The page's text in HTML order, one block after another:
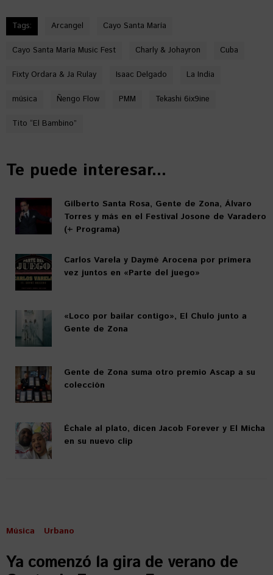
Tags: Arcangel Cayo Santa María
Cayo Santa María Music Fest Charly & Johayron Cuba
Fixty Ordara & Ja Rulay Isaac Delgado La India
música Ñengo Flow PMM Tekashi 6ix9ine
Tito “El Bambino”
Te puede interesar...
Gilberto Santa Rosa, Gente de Zona, Álvaro
Torres y más en el Festival Josone de Varadero
(+ Programa)
Carlos Varela y Daymé Arocena por primera
vez juntos en «Parte del juego»
«Loco por bailar contigo», El Chulo junto a
Gente de Zona
Gente de Zona suma otro premio Ascap a su
colección
Échale al plato, dicen Jacob Forever y El Micha
en su nuevo clip
Música Urbano
Ya comenzó la gira de verano de